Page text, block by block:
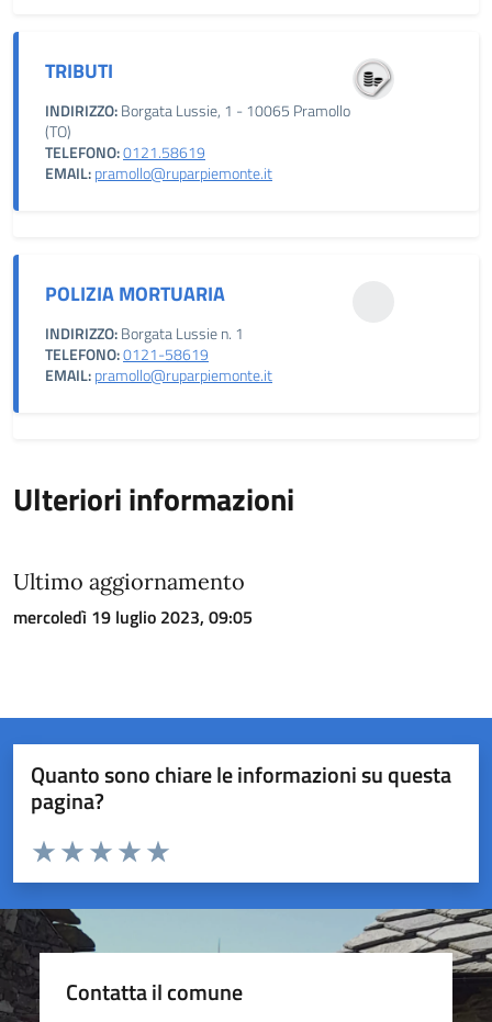
TRIBUTI
INDIRIZZO:Borgata Lussie, 1 - 10065 Pramollo
(TO)
TELEFONO:0121.58619
EMAIL:pramollo@ruparpiemonte.it
POLIZIA MORTUARIA
INDIRIZZO:Borgata Lussie n. 1
TELEFONO:0121-58619
EMAIL:pramollo@ruparpiemonte.it
Ulteriori informazioni
Ultimo aggiornamento
mercoledì 19 luglio 2023, 09:05
Quanto sono chiare le informazioni su questa
pagina?
Valuta da 1 a 5 stelle la pagina
Valuta 5 stelle su 5
Valuta 4 stelle su 5
Valuta 3 stelle su 5
Valuta 2 stelle su 5
Valuta 1 stelle su 5
Contatta il comune